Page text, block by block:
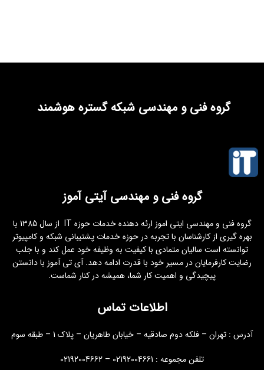
گروه فنی و مهندسی شبکه گستره هوشمند
گروه فنی و مهندسی آیتی آموز
گروه فنی و مهندسی ایتی اموز ارئه دهنده خدمات حوزه IT از سال 1385 با
بهره گیری از کارشناسان با تجربه در حوزه خدمات پشتیبانی شبکه و کامپیوتر
توانسته است سالیان متمادی با کیفیت به وظیفه خود عمل کند و با جلب
رضایت کارفرمایان در مسیر خود با قدرت ادامه دهد. آی تی آموز با دانستن
پیچیدگی و اهمیت کار شما، همیشه در کنار شماست.
اطلاعات تماس
آدرس : تهران – فلکه دوم صادقیه – خیابان طاهریان – پلاک 1 – طبقه سوم
تلفن مجموعه : 02192004661 – 02192004662